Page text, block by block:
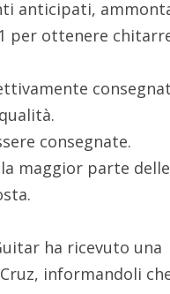
anticipati,
per ottenere
consegnate.
maggior parte delle
ha ricevuto una
informandoli